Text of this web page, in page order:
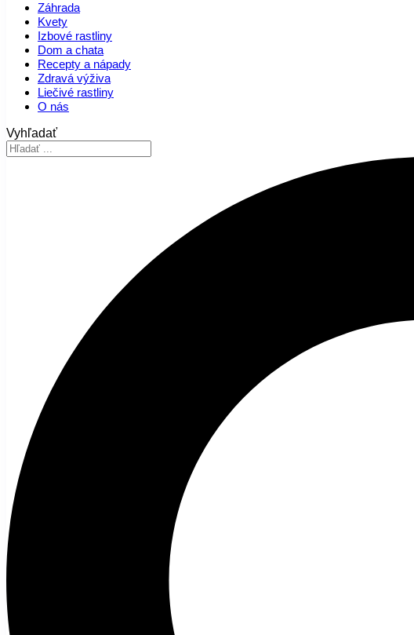
Záhrada
Kvety
Izbové rastliny
Dom a chata
Recepty a nápady
Zdravá výživa
Liečivé rastliny
O nás
Vyhľadať